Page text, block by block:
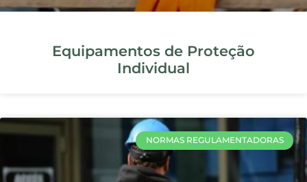
NORMAS REGULAMENTADORAS